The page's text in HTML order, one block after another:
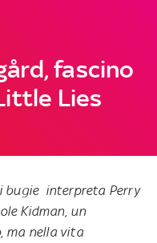
fascino
Lies
bugieinterpreta Perry
Kidman, un
ma nella vita